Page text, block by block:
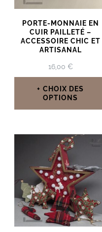
PORTE-MONNAIE EN
CUIR PAILLETÉ –
ACCESSOIRE CHIC ET
ARTISANAL
16,00 €
CHOIX DES
OPTIONS
produit
a
plusieurs
variations.
Les
options